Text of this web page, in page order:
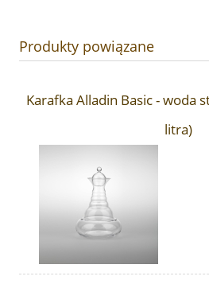
Produkty powiązane
Karafka Alladin Basic - woda
litra)